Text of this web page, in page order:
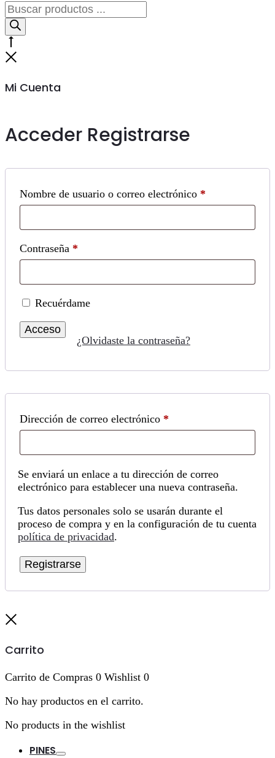
Búsqueda
de
productos
Mi Cuenta
Acceder Registrarse
Nombre de usuario o correo electrónico *
Contraseña *
Recuérdame
Acceso
¿Olvidaste la contraseña?
Dirección de correo electrónico *
Se enviará un enlace a tu dirección de correo
electrónico para establecer una nueva contraseña.
Tus datos personales solo se usarán durante el
proceso de compra y en la configuración de tu cuenta
política de privacidad.
Registrarse
Carrito
Carrito de Compras 0 Wishlist 0
No hay productos en el carrito.
No products in the wishlist
PINES